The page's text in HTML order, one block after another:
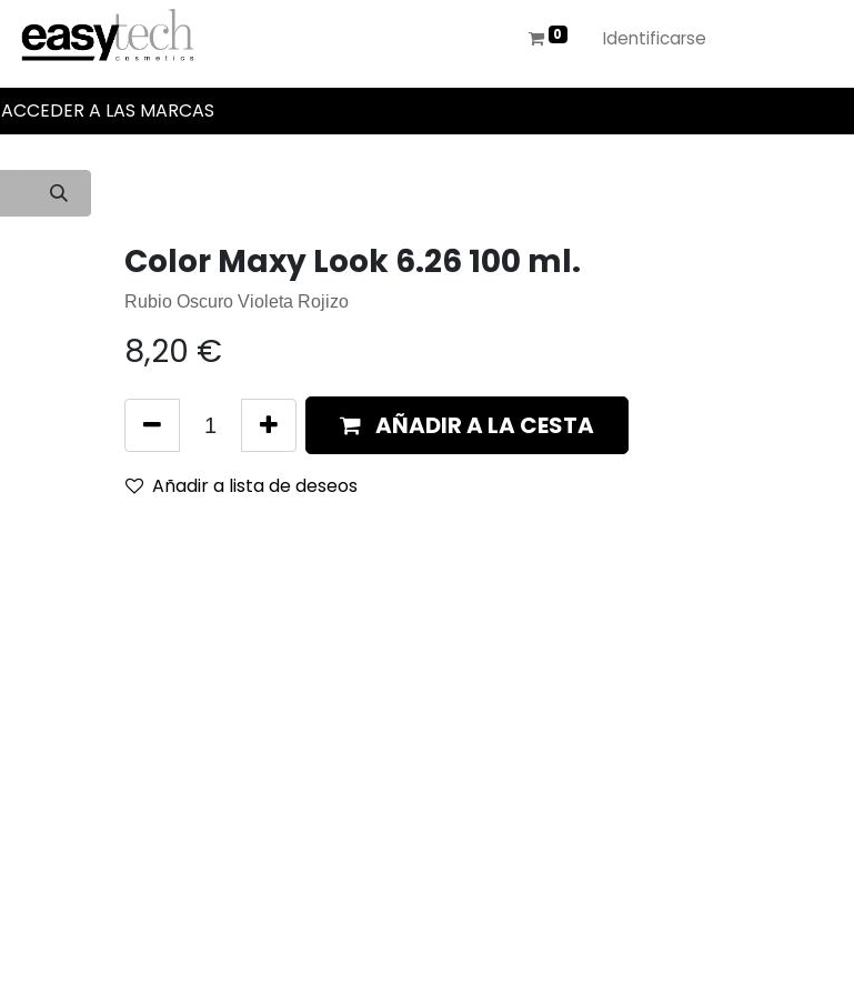
Identificarse
ACCEDER A LAS MARCAS
Color Maxy Look 6.26 100 ml.
Rubio Oscuro Violeta Rojizo
8,20 €
AÑADIR A LA CESTA
Añadir a lista de deseos